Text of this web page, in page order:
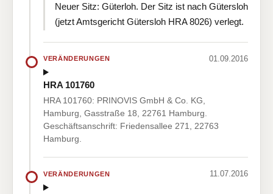
Neuer Sitz: Güterloh. Der Sitz ist nach Gütersloh
(jetzt Amtsgericht Gütersloh HRA 8026) verlegt.
VERÄNDERUNGEN 01.09.2016
HRA 101760
HRA 101760: PRINOVIS GmbH & Co. KG,
Hamburg, Gasstraße 18, 22761 Hamburg.
Geschäftsanschrift: Friedensallee 271, 22763
Hamburg.
VERÄNDERUNGEN 11.07.2016